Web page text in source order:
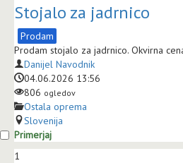
Stojalo za jadrnico
Prodam
Prodam stojalo za jadrnico. Okvirna
Danijel Navodnik
04.06.2026 13:56
806 ogledov
Ostala oprema
Slovenija
Primerjaj
1